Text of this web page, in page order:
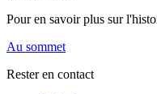
Pour en savoir plus sur
Au sommet
Rester en contact